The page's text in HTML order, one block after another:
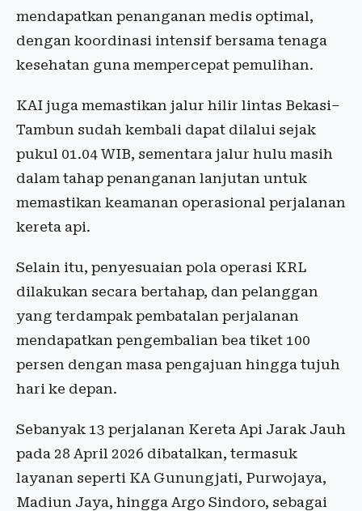
mendapatkan penanganan medis optimal,
dengan koordinasi intensif bersama tenaga
kesehatan guna mempercepat pemulihan.
KAI juga memastikan jalur hilir lintas Bekasi–
Tambun sudah kembali dapat dilalui sejak
pukul 01.04 WIB, sementara jalur hulu masih
dalam tahap penanganan lanjutan untuk
memastikan keamanan operasional perjalanan
kereta api.
Selain itu, penyesuaian pola operasi KRL
dilakukan secara bertahap, dan pelanggan
yang terdampak pembatalan perjalanan
mendapatkan pengembalian bea tiket 100
persen dengan masa pengajuan hingga tujuh
hari ke depan.
Sebanyak 13 perjalanan Kereta Api Jarak Jauh
pada 28 April 2026 dibatalkan, termasuk
layanan seperti KA Gunungjati, Purwojaya,
Madiun Jaya, hingga Argo Sindoro, sebagai